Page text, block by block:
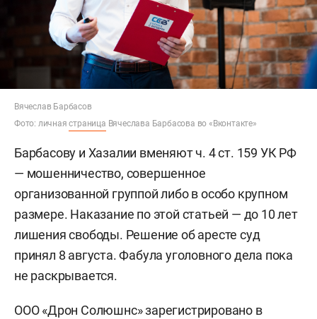
Вячеслав Барбасов
Фото: личнаястраница Вячеслава Барбасова во «Вконтакте»
Барбасову и Хазалии вменяют ч. 4 ст. 159 УК РФ
— мошенничество, совершенное
организованной группой либо в особо крупном
размере. Наказание по этой статьей — до 10 лет
лишения свободы. Решение об аресте суд
принял 8 августа. Фабула уголовного дела пока
не раскрывается.
ООО «Дрон Солюшнс» зарегистрировано в